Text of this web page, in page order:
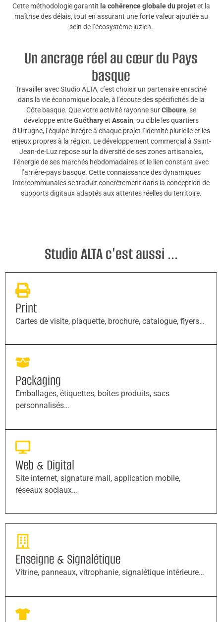
Cette méthodologie garantit la cohérence globale du projetet la
maîtrise des délais, tout en assurant une forte valeur ajoutée au
sein de l’écosystème luzien.
Un ancrage réel au cœur du Pays
basque
Travailler avec Studio ALTA, c’est choisir un partenaire enraciné
dans la vie économique locale, à l’écoute des spécificités de la
Côte basque. Que votre activité rayonne surCiboure, se
développe entreGuétharyet Ascain, ou cible les quartiers
d’Urrugne, l’équipe intègre à chaque projet l’identité plurielle et les
enjeux propres à la région. Le développement commercial à Saint-
Jean-de-Luz repose sur la diversité de ses zones artisanales,
l’énergie de ses marchés hebdomadaires et le lien constant avec
l’arrière-pays basque. Cette connaissance des dynamiques
intercommunales se traduit concrètement dans la conception de
supports digitaux adaptés aux attentes réelles du territoire.
Studio ALTA c'est aussi ...
Print
Cartes de visite, plaquette, brochure, catalogue, flyers…
Packaging
Emballages, étiquettes, boîtes produits, sacs
personnalisés…
Web & Digital
Site internet, signature mail, application mobile,
réseaux sociaux…
Enseigne & Signalétique
Vitrine, panneaux, vitrophanie, signalétique intérieure…